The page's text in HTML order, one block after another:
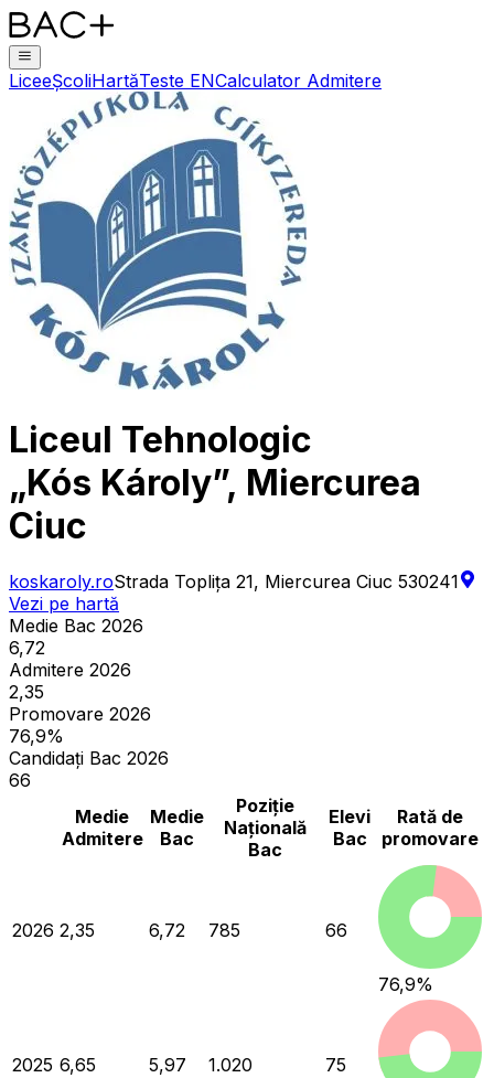
LiceeȘcoliHartăTeste ENCalculator Admitere
Liceul Tehnologic
„Kós Károly”, Miercurea
Ciuc
koskaroly.roStrada Toplița 21, Miercurea Ciuc 530241
Vezi pe hartă
Medie Bac 2026
6,72
Admitere 2026
2,35
Promovare 2026
76,9%
Candidați Bac 2026
66
Medie
Admitere
Medie
Bac
Poziție
Națională
Bac
Elevi
Bac
Rată de
promovare
2026 2,35 6,72 785 66
76,9%
2025 6,65 5,97 1.020 75